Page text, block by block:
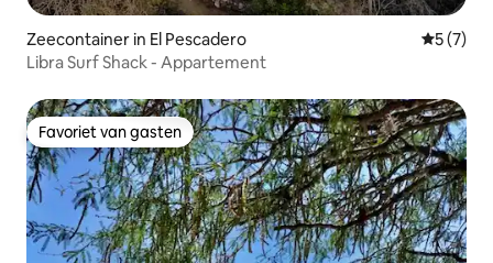
Zeecontainer in El Pescadero
5 (7)
Libra Surf Shack - Appartement
Favoriet van gasten
Favoriet van gasten